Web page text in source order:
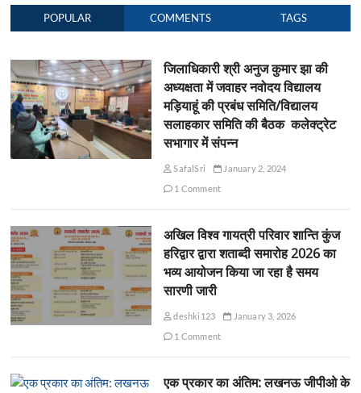
POPULAR COMMENTS TAGS
जिलाधिकारी श्री अनुज कुमार झा की
अध्यक्षता में जवाहर नवोदय विद्यालय
मड़ियाहूं की प्रबंध समिति/विद्यालय
सलाहकार समिति की बैठक कलेक्ट्रेट
सभागार में संपन्न
SafalSri
January 2, 2024
1 Comment
अखिल विश्व गायत्री परिवार शान्ति कुंज
हरिद्वार द्वारा शताब्दी समारोह 2026 का
भव्य आयोजन किया जा रहा है समय
सारणी जारी
deshki123
January 3, 2026
1 Comment
एक प्रकार का अंतिम: लखनऊ जीपीओ के